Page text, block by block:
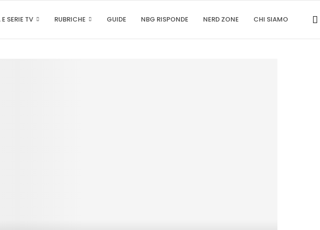
SERIE TV RUBRICHE GUIDE NBG RISPONDE NERD ZONE CHI SIAMO